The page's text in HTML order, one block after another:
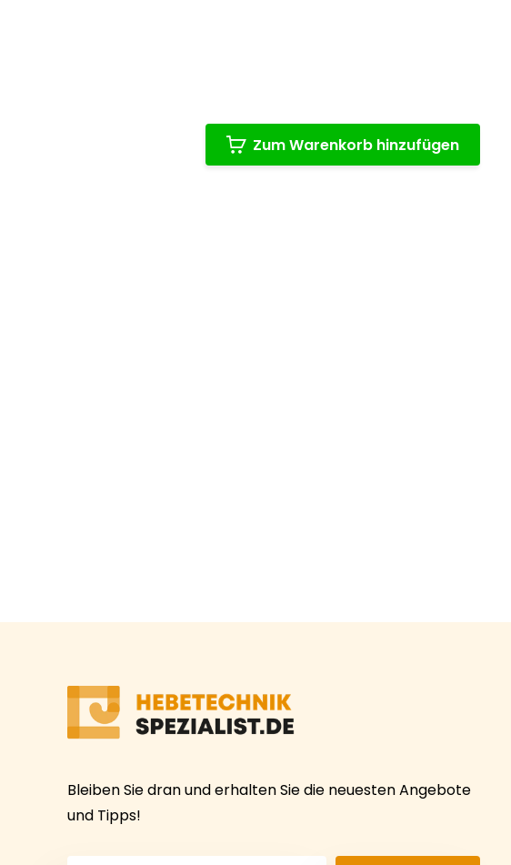
Zum Warenkorb hinzufügen
Bleiben Sie dran und erhalten Sie die neuesten Angebote
und Tipps!